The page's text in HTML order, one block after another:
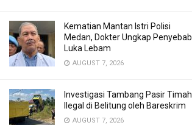
Kematian Mantan Istri Polisi
Medan, Dokter Ungkap Penyebab
Luka Lebam
AUGUST 7, 2026
Investigasi Tambang Pasir Timah
Ilegal di Belitung oleh Bareskrim
AUGUST 7, 2026